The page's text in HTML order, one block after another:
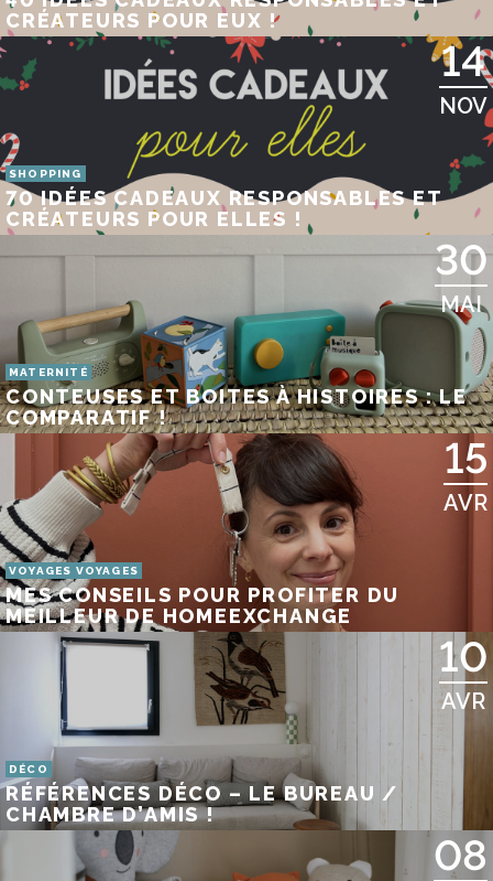
CRÉATEURS POUR EUX !
14
NOV
SHOPPING
70 IDÉES CADEAUX RESPONSABLES ET
CRÉATEURS POUR ELLES !
30
MAI
MATERNITÉ
CONTEUSES ET BOITES À HISTOIRES : LE
COMPARATIF !
15
AVR
VOYAGES VOYAGES
MES CONSEILS POUR PROFITER DU
MEILLEUR DE HOMEEXCHANGE
10
AVR
DÉCO
RÉFÉRENCES DÉCO – LE BUREAU /
CHAMBRE D’AMIS !
08